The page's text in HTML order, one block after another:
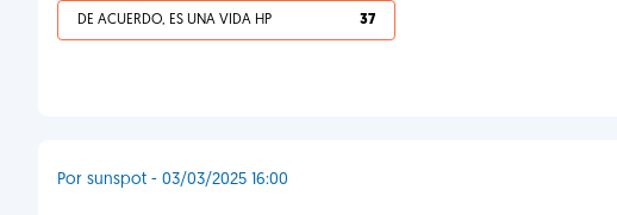
DE ACUERDO, ES UNA VIDA HP 37
Por sunspot - 03/03/2025 16:00